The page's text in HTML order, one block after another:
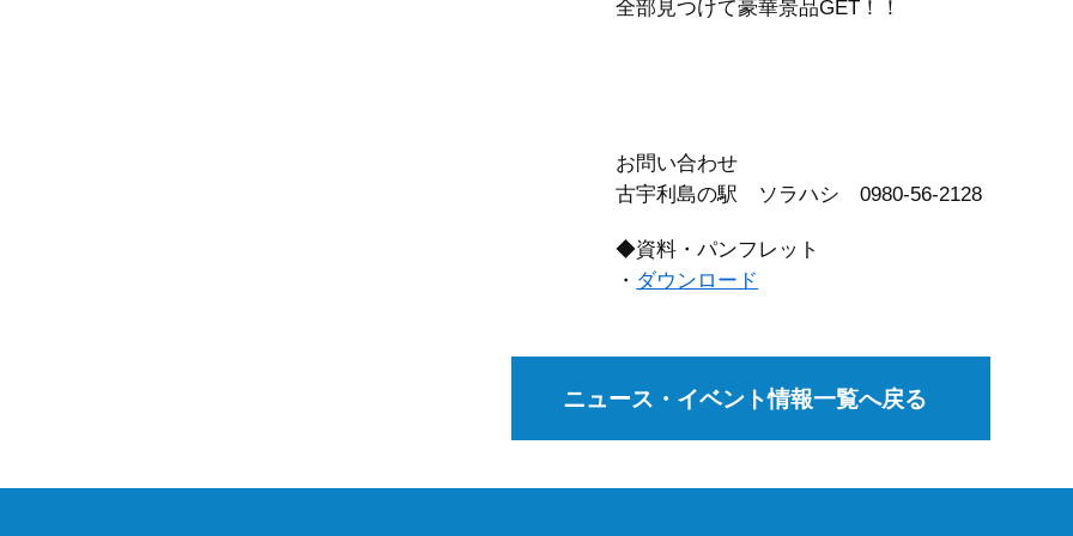
全部見つけて豪華景品GET！！
お問い合わせ
古宇利島の駅 ソラハシ 0980-56-2128
◆資料・パンフレット
・ ダウンロード
ニュース・イベント情報一覧へ戻る